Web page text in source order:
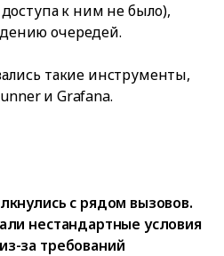
к ним не было),
очередей.
такие инструменты,
и Grafana.
с рядом вызовов.
нестандартные условия
за требований